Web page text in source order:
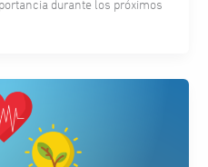
durante los próximos